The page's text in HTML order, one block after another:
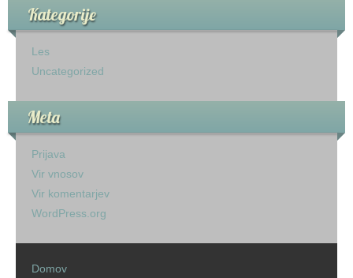
Kategorije
Les
Uncategorized
Meta
Prijava
Vir vnosov
Vir komentarjev
WordPress.org
Domov